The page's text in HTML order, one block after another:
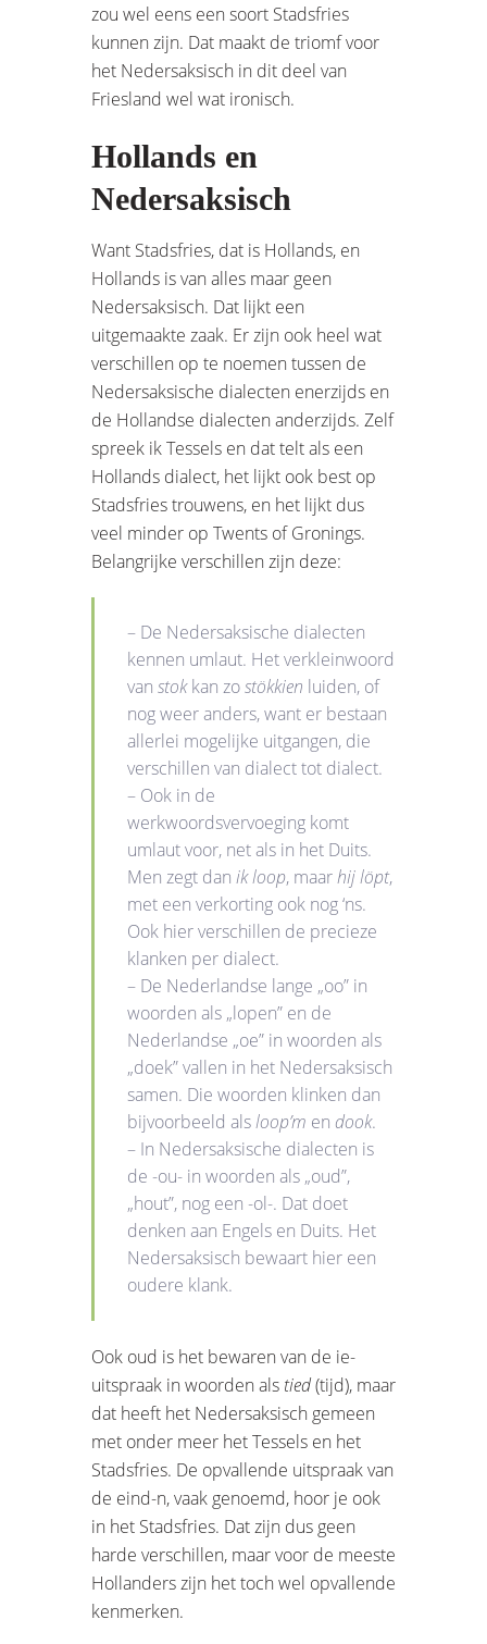
zou wel eens een soort Stadsfries
kunnen zijn. Dat maakt de triomf voor
het Nedersaksisch in dit deel van
Friesland wel wat ironisch.
Hollands en
Nedersaksisch
Want Stadsfries, dat is Hollands, en
Hollands is van alles maar geen
Nedersaksisch. Dat lijkt een
uitgemaakte zaak. Er zijn ook heel wat
verschillen op te noemen tussen de
Nedersaksische dialecten enerzijds en
de Hollandse dialecten anderzijds. Zelf
spreek ik Tessels en dat telt als een
Hollands dialect, het lijkt ook best op
Stadsfries trouwens, en het lijkt dus
veel minder op Twents of Gronings.
Belangrijke verschillen zijn deze:
– De Nedersaksische dialecten
kennen umlaut. Het verkleinwoord
van stokkan zostökkien luiden, of
nog weer anders, want er bestaan
allerlei mogelijke uitgangen, die
verschillen van dialect tot dialect.
– Ook in de
werkwoordsvervoeging komt
umlaut voor, net als in het Duits.
Men zegt dan ik loop, maarhij löpt,
met een verkorting ook nog ‘ns.
Ook hier verschillen de precieze
klanken per dialect.
– De Nederlandse lange „oo” in
woorden als „lopen” en de
Nederlandse „oe” in woorden als
„doek” vallen in het Nedersaksisch
samen. Die woorden klinken dan
bijvoorbeeld alsloop’m en dook.
– In Nedersaksische dialecten is
de -ou- in woorden als „oud”,
„hout”, nog een -ol-. Dat doet
denken aan Engels en Duits. Het
Nedersaksisch bewaart hier een
oudere klank.
Ook oud is het bewaren van de ie-
uitspraak in woorden als tied(tijd), maar
dat heeft het Nedersaksisch gemeen
met onder meer het Tessels en het
Stadsfries. De opvallende uitspraak van
de eind-n, vaak genoemd, hoor je ook
in het Stadsfries. Dat zijn dus geen
harde verschillen, maar voor de meeste
Hollanders zijn het toch wel opvallende
kenmerken.